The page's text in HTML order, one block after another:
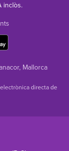
inclòs.
Mallorca
directa de